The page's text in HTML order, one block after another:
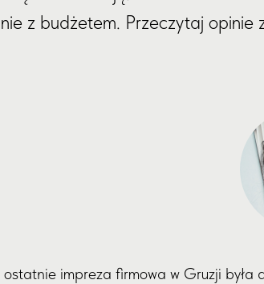
z budżetem. Przeczytaj opinie
ostatnie impreza firmowa w Gruzji